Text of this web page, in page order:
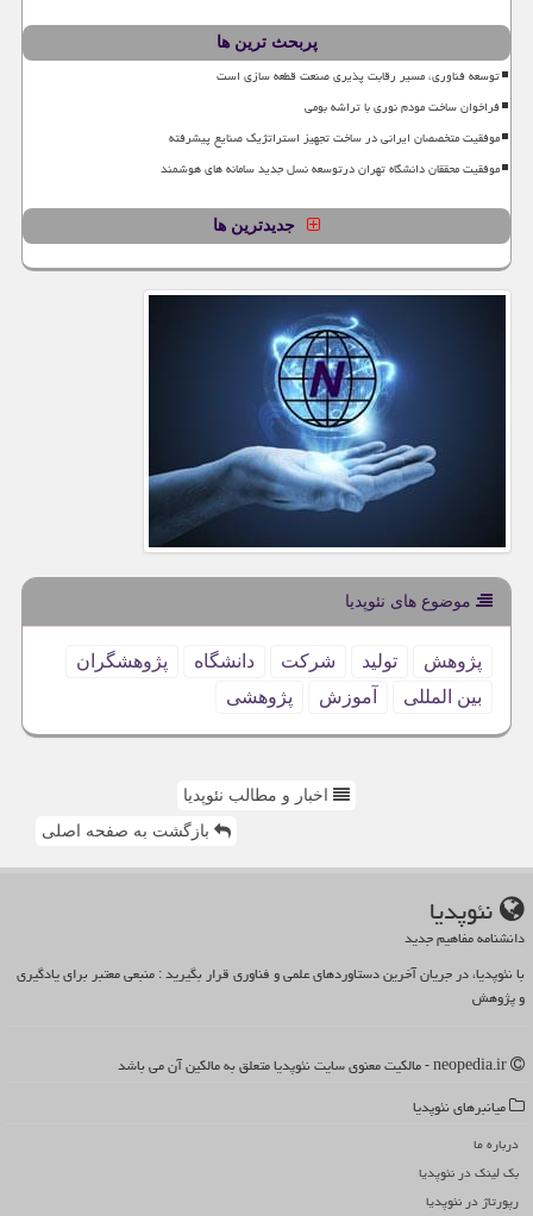
پربحث ترین ها
توسعه فناوری، مسیر رقابت پذیری صنعت قطعه سازی است
فراخوان ساخت مودم نوری با تراشه بومی
موفقیت متخصصان ایرانی در ساخت تجهیز استراتژیک صنایع پیشرفته
موفقیت محققان دانشگاه تهران درتوسعه نسل جدید سامانه های هوشمند
جدیدترین ها
موضوع های نئوپدیا
پژوهش تولید شركت دانشگاه
پژوهشگران
بین المللی
آموزش پژوهشی
اخبار و مطالب نئوپدیا
بازگشت به صفحه اصلی
نئوپدیا
دانشنامه مفاهیم جدید
با نئوپدیا، در جریان آخرین دستاوردهای علمی و فناوری قرار بگیرید : منبعی معتبر برای یادگیری
و پژوهش
میانبرهای نئوپدیا
درباره ما
بک لینک در نئوپدیا
رپورتاژ در نئوپدیا